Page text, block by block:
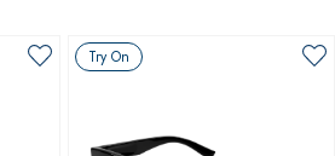
Try On